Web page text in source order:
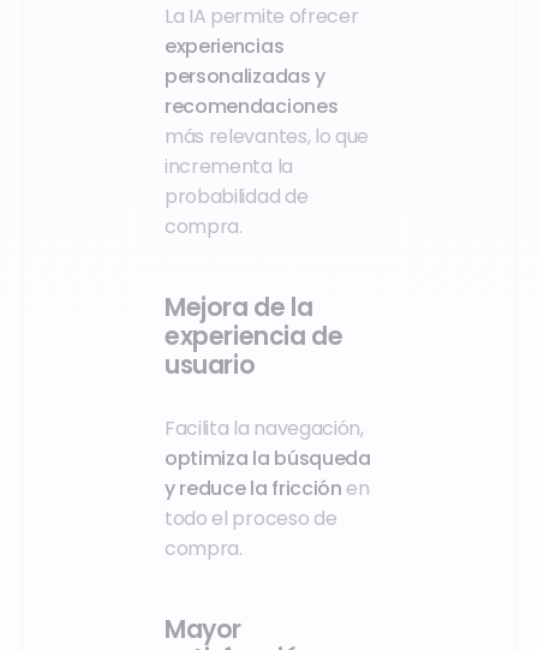
La IA permite ofrecer
experiencias
personalizadas y
recomendaciones
más relevantes, lo que
incrementa la
probabilidad de
compra.
Mejora de la
experiencia de
usuario
Facilita la navegación,
optimiza la búsqueda
y reduce la fricción en
todo el proceso de
compra.
Mayor